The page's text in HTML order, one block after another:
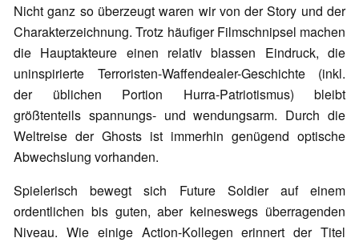
Nicht ganz so überzeugt waren wir von der Story und der
Charakterzeichnung. Trotz häufiger Filmschnipsel machen
die Hauptakteure einen relativ blassen Eindruck, die
uninspirierte Terroristen-Waffendealer-Geschichte (inkl.
der üblichen Portion Hurra-Patriotismus) bleibt
größtenteils spannungs- und wendungsarm. Durch die
Weltreise der Ghosts ist immerhin genügend optische
Abwechslung vorhanden.
Spielerisch bewegt sich Future Soldier auf einem
ordentlichen bis guten, aber keineswegs überragenden
Niveau. Wie einige Action-Kollegen erinnert der Titel